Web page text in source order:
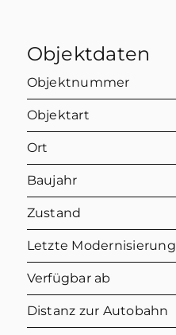
Objektdaten
Objektnummer
Objektart
Ort
Baujahr
Zustand
Letzte Modernisierung
Verfügbar ab
Distanz zur Autobahn